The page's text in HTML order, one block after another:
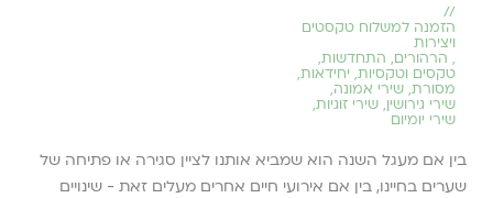
//
הזמנה למשלוח טקסטים
ויצירות
, הרהורים, התחדשות,
טקסים וטקסיות, יחידאות,
מסורת, שירי אמונה,
שירי גירושין, שירי זוגיות,
שירי יומיום
בין אם מעגל השנה הוא שמביא אותנו לציין סגירה או פתיחה של
שערים בחיינו, בין אם אירועי חיים אחרים מעלים זאת - שינויים